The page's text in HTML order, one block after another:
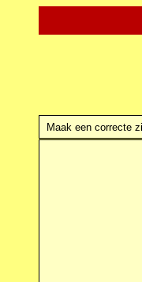
Maak een correcte